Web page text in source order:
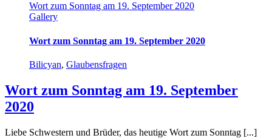
Wort zum Sonntag am 19. September 2020
Gallery
Wort zum Sonntag am 19. September 2020
Bilicyan, Glaubensfragen
Wort zum Sonntag am 19. September
2020
Liebe Schwestern und Brüder, das heutige Wort zum Sonntag [...]